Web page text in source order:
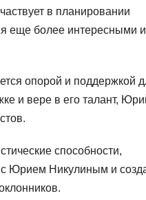
в планировании
еще более интересными и
опорой и поддержкой
и вере в его талант,
способности,
с Юрием Никулиным и